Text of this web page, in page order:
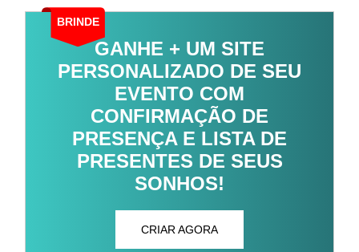
BRINDE
GANHE + UM SITE
PERSONALIZADO DE SEU
EVENTO COM
CONFIRMAÇÃO DE
PRESENÇA E LISTA DE
PRESENTES DE SEUS
SONHOS!
CRIAR AGORA